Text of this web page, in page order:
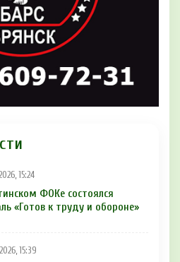
15:24
ФОКе состоялся
«Готов к труду и обороне»
15:39